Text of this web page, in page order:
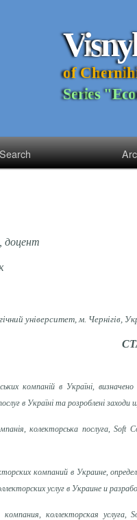
Visny
of Chernih
Series "Eco
Search
доцент
університет, м. Чернігів,
компаній в Україні,
в Україні та розроблені заходи
колекторська послуга, Soft
компаний в Украине,
услуг в Украине и
компания, коллекторская